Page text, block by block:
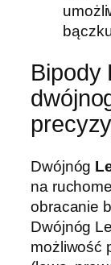
Bipody
Dwójnóg
na
obracanie
Dwójnóg
możliwość